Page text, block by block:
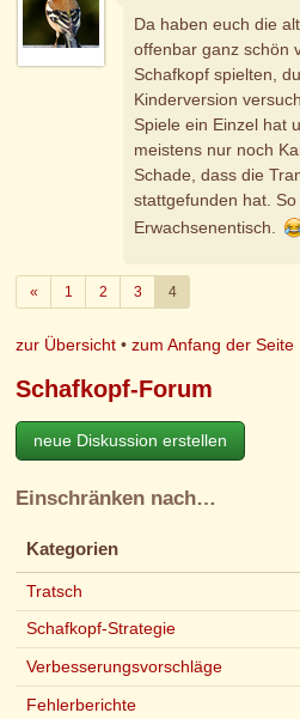
Da haben euch die
offenbar ganz schön
Schafkopf spielten,
Kinderversion
Spiele ein Einzel hat
meistens nur noch
Schade, dass die
stattgefunden hat.
Erwachsenentisch.
«Zurück
1 2 3 4
zur Übersicht •zum Anfang der Seite
Schafkopf-Forum
neue Diskussion erstellen
Einschränken nach…
Kategorien
Tratsch
Schafkopf-Strategie
Verbesserungsvorschläge
Fehlerberichte